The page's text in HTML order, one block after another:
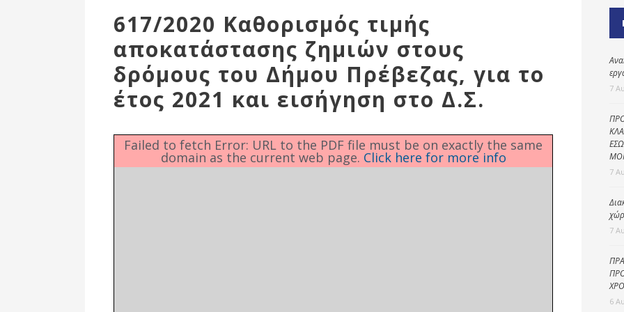
Δημοτικές
Ενότητες
Γραφείο εσόδων
προστασία
617/2020 Καθορισμός τιμής
αποκατάστασης ζημιών στους
δρόμους του Δήμου Πρέβεζας, για το
έτος 2021 και εισήγηση στο Δ.Σ.
Failed to fetch Error: URL to the PDF file must be on exactly the same
domain as the current web page. Click here for more info
7
7
7
6